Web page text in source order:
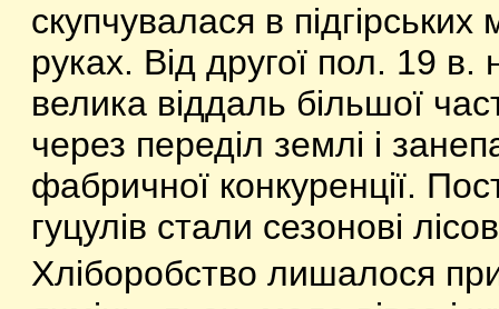
скупчувалася в
руках. Від другої пол. 19
велика віддаль більшої
через переділ землі і
фабричної конкуренції.
гуцулів стали сезонові
Хліборобство лишалося